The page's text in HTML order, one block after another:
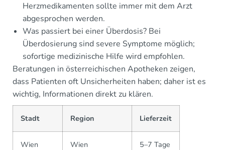
Herzmedikamenten sollte immer mit dem Arzt
abgesprochen werden.
Was passiert bei einer Überdosis? Bei
Überdosierung sind severe Symptome möglich;
sofortige medizinische Hilfe wird empfohlen.
Beratungen in österreichischen Apotheken zeigen,
dass Patienten oft Unsicherheiten haben; daher ist es
wichtig, Informationen direkt zu klären.
Stadt Region Lieferzeit
Wien Wien 5–7 Tage